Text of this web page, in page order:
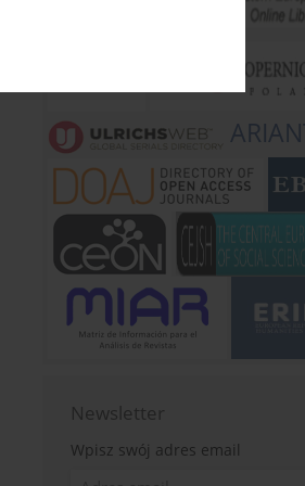
Newsletter
Wpisz swój adres email